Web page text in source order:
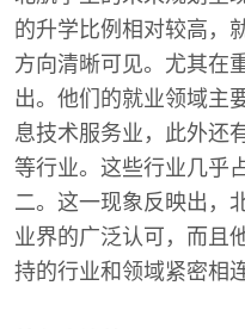
的升学比例相对较高，
方向清晰可见。尤其在
出。他们的就业领域主
息技术服务业，此外还
等行业。这些行业几乎
二。这一现象反映出，
业界的广泛认可，而且
持的行业和领域紧密相连